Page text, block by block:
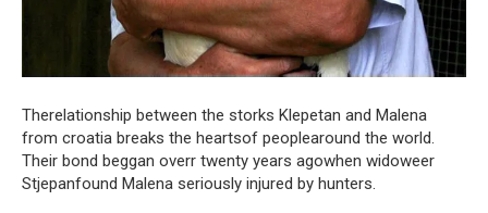
Therelationship between the storks Klepetan and Malena
from croatia breaks the heartsof peoplearound the world.
Their bond beggan overr twenty years agowhen widoweer
Stjepanfound Malena seriously injured by hunters.